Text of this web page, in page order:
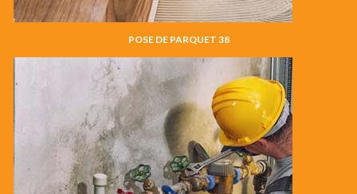
POSE DE PARQUET 38